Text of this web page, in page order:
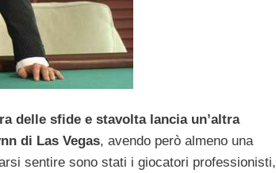
delle sfide e stavolta lancia un’altra
di Las Vegas, avendo però almeno una
sentire sono stati i giocatori professionisti,